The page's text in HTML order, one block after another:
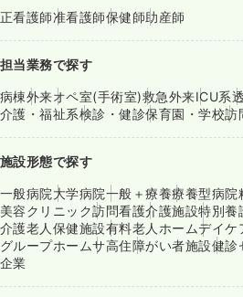
正看護師准看護師保健師助産師
担当業務で探す
病棟外来オペ室(手術室)救急外来ICU系
介護・福祉系検診・健診保育園・学校訪
施設形態で探す
一般病院大学病院一般＋療養療養型病院
美容クリニック訪問看護介護施設特別養
介護老人保健施設有料老人ホームデイケ
グループホームサ高住障がい者施設健診
企業